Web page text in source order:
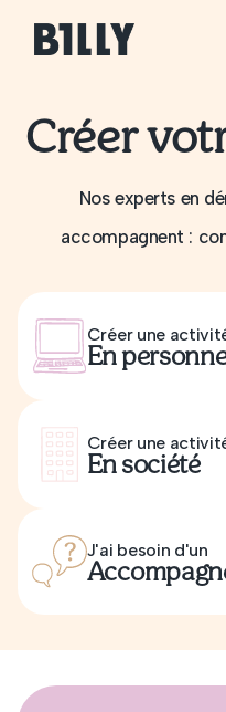
Créer
Nos experts en
accompagnent :
Créer une
En
Créer une
En société
J'ai besoin d'un